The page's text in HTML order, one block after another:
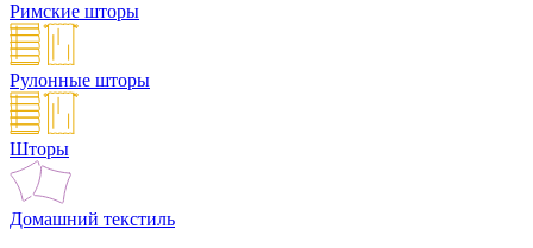
Римские шторы
Рулонные шторы
Шторы
Домашний текстиль